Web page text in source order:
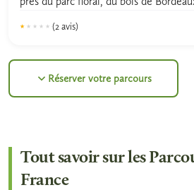
★★★★★
★★★★★ (2 avis)
Réserver votre parcours
Tout savoir sur les
France